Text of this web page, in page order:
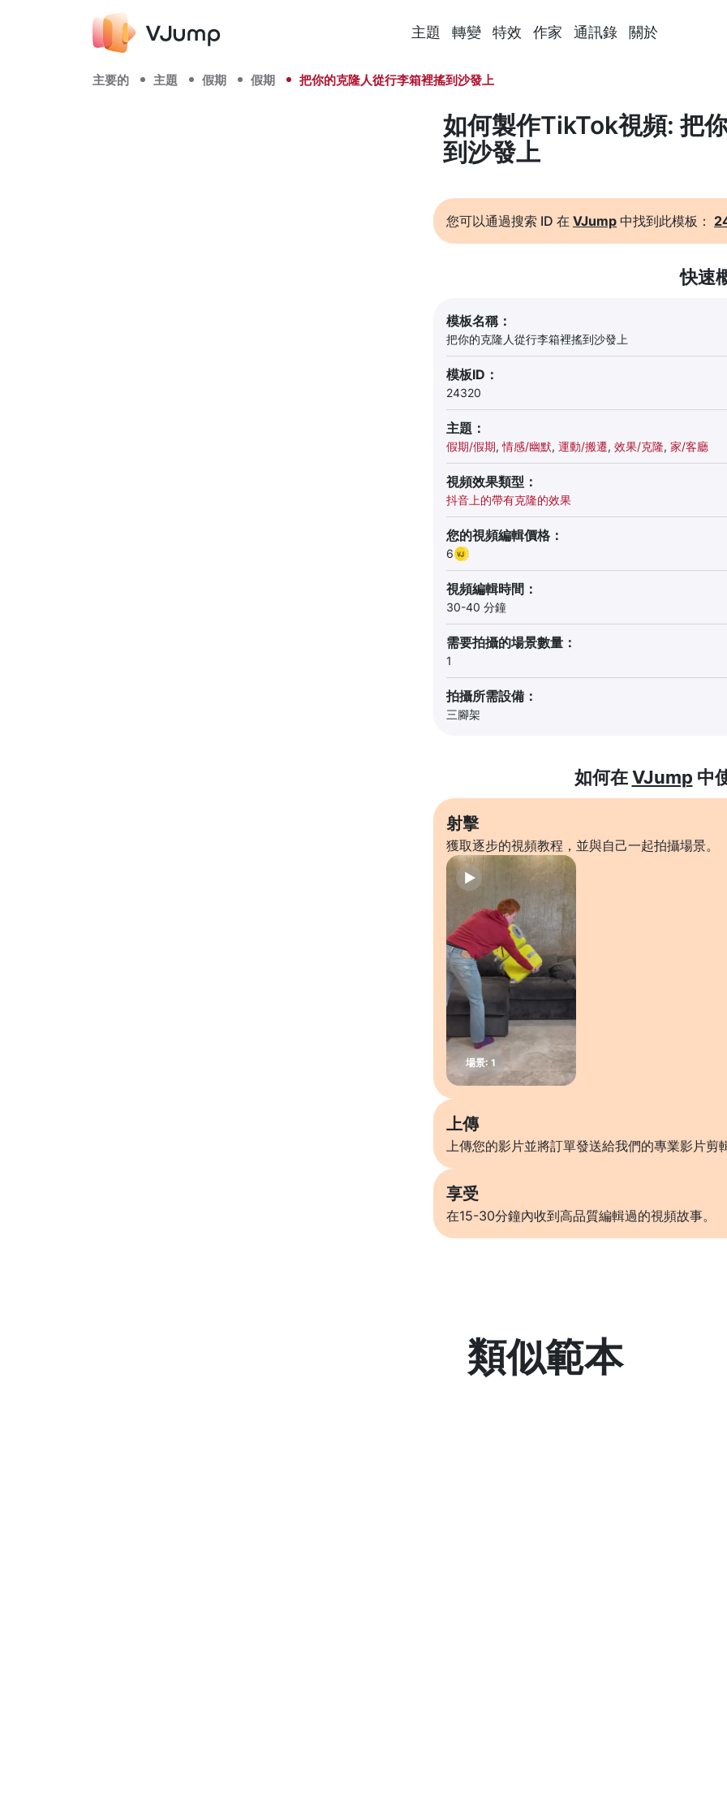
主題 轉變 特效 作家 通訊錄 關於
主要的 主題 假期 假期 把你的克隆人從行李箱裡搖到沙發上
如何製作TikTok視頻: 把
到沙發上
您可以通過搜索 ID 在 VJump 中找到此模板：
快速
模板名稱：
把你的克隆人從行李箱裡搖到沙發上
模板ID：
24320
主題：
假期/假期,情感/幽默, 運動/搬遷, 效果/克隆, 家/客廳
視頻效果類型：
抖音上的帶有克隆的效果
您的視頻編輯價格：
6
視頻編輯時間：
30-40 分鐘
需要拍攝的場景數量：
1
拍攝所需設備：
三腳架
如何在VJump 中
射擊
獲取逐步的視頻教程，並與自己一起拍攝場景。
上傳
上傳您的影片並將訂單發送給我們的專業影片剪
享受
在15-30分鐘內收到高品質編輯過的視頻故事。
類似範本